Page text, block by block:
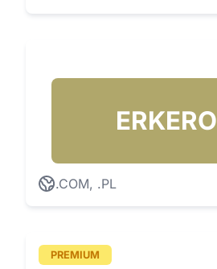
ERKERO
.COM, .PL
PREMIUM